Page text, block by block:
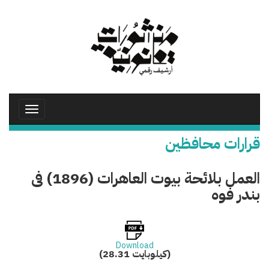
Toggle
قرارات محافظين
العمل بلائحة بيوت العاهرات (1896) فى
بندر فوه
Download
(28.31 كيلوبايت)